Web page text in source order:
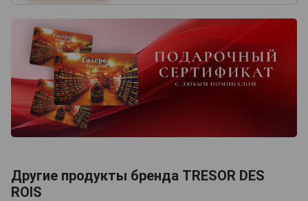
Другие продукты бренда TRESOR DES
ROIS